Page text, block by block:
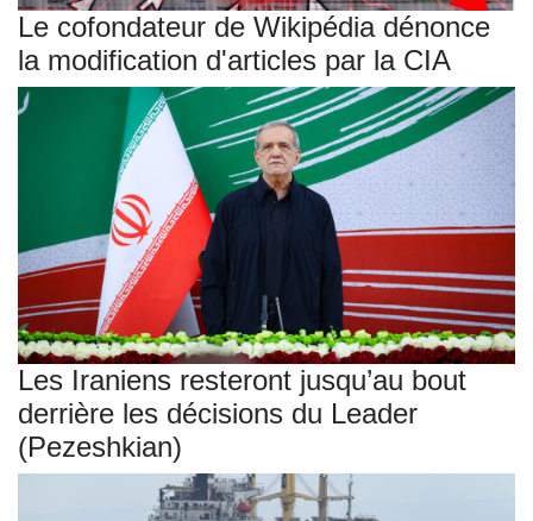
Le cofondateur de Wikipédia dénonce
la modification d'articles par la CIA
Les Iraniens resteront jusqu’au bout
derrière les décisions du Leader
(Pezeshkian)